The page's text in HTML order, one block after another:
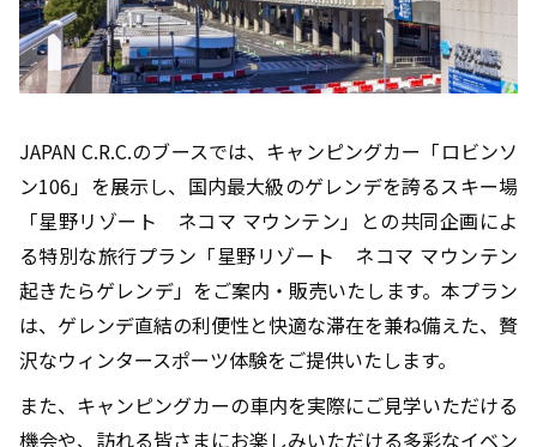
JAPAN C.R.C.のブースでは、キャンピングカー「ロビンソ
ン106」を展示し、国内最大級のゲレンデを誇るスキー場
「星野リゾート ネコマ マウンテン」との共同企画によ
る特別な旅行プラン「星野リゾート ネコマ マウンテン
起きたらゲレンデ」をご案内・販売いたします。本プラン
は、ゲレンデ直結の利便性と快適な滞在を兼ね備えた、贅
沢なウィンタースポーツ体験をご提供いたします。
また、キャンピングカーの車内を実際にご見学いただける
機会や、訪れる皆さまにお楽しみいただける多彩なイベン